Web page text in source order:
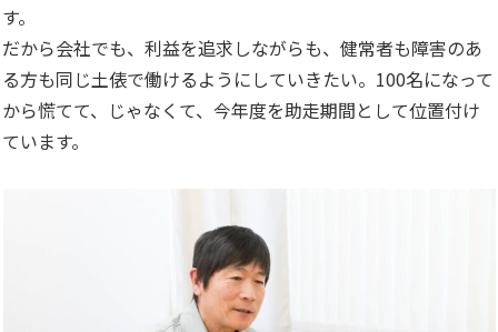
す。
だから会社でも、利益を追求しながらも、健常者も障害のあ
る方も同じ土俵で働けるようにしていきたい。100名になって
から慌てて、じゃなくて、今年度を助走期間として位置付け
ています。